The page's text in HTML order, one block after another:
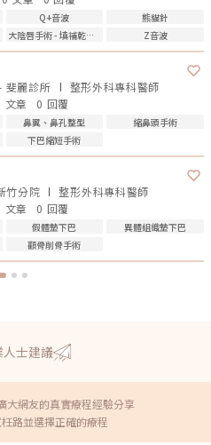
Q+音波
熊貓針
大陰唇手術 - 填補乾扁皺摺 Z音波
斐麗診所 整形外科專科醫師
文章 0 回覆
鼻翼、鼻孔整型
縮鼻頭手術
下巴縮短手術
竹分院 整形外科專科醫師
文章 0 回覆
假體墊下巴
異體組織墊下巴
顴骨削骨手術
士建議
大網友的真實療程經驗分享
路並選擇正確的療程